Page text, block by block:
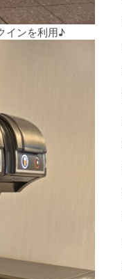
インを利用♪